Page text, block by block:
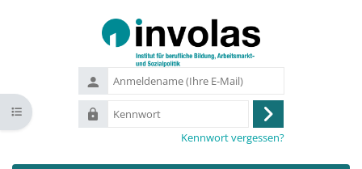
Anmeldename
(Ihre
Kennwort
Anmelden
Kennwort vergessen?
Kursindex öffnen